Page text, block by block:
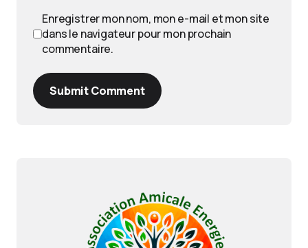
Enregistrer mon nom, mon e-mail et mon site
dans le navigateur pour mon prochain
commentaire.
Submit Comment